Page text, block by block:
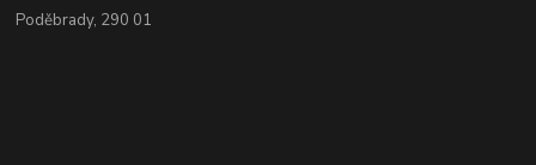
Poděbrady, 290 01